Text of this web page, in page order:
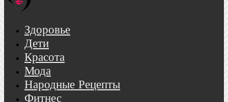
Здоровье
Дети
Красота
Мода
Народные Рецепты
Фитнес